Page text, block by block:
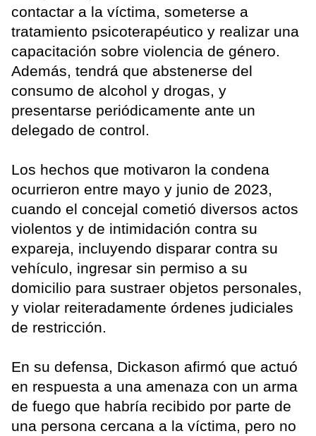
contactar a la víctima, someterse a
tratamiento psicoterapéutico y realizar una
capacitación sobre violencia de género.
Además, tendrá que abstenerse del
consumo de alcohol y drogas, y
presentarse periódicamente ante un
delegado de control.
Los hechos que motivaron la condena
ocurrieron entre mayo y junio de 2023,
cuando el concejal cometió diversos actos
violentos y de intimidación contra su
expareja, incluyendo disparar contra su
vehículo, ingresar sin permiso a su
domicilio para sustraer objetos personales,
y violar reiteradamente órdenes judiciales
de restricción.
En su defensa, Dickason afirmó que actuó
en respuesta a una amenaza con un arma
de fuego que habría recibido por parte de
una persona cercana a la víctima, pero no